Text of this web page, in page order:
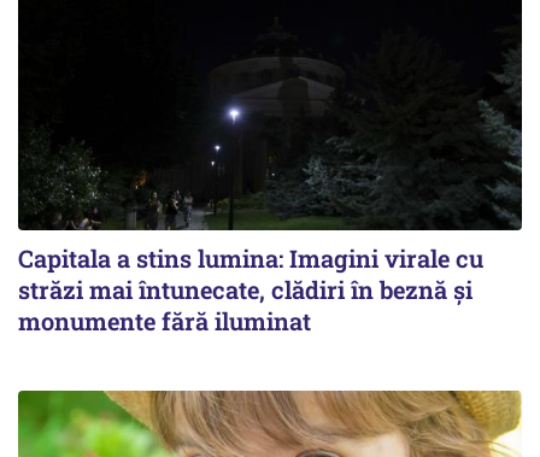
Capitala a stins lumina: Imagini virale cu
străzi mai întunecate, clădiri în beznă și
monumente fără iluminat